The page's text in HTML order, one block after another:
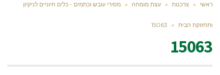
ראשי » צרכנות » עצת מומחה » מסירי עובש וכתמים - כלים חיוניים לניקיון
ותחזוקת הבית »
15063
15063